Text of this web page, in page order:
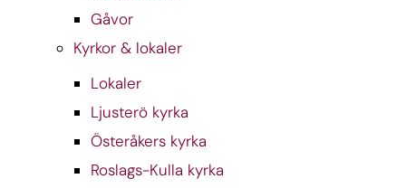
Gåvor
Kyrkor & lokaler
Lokaler
Ljusterö kyrka
Österåkers kyrka
Roslags-Kulla kyrka